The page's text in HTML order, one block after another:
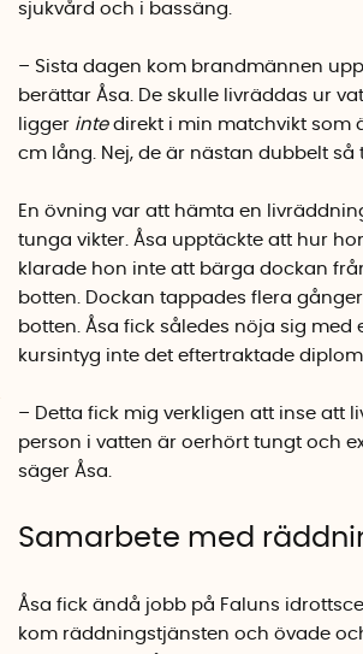
sjukvård och i bassäng.
– Sista dagen kom brandmännen
berättar Åsa. De skulle livräddas ur
ligger intedirekt i min matchvikt som
cm lång. Nej, de är nästan dubbelt så
En övning var att hämta en
tunga vikter. Åsa upptäckte att hur
klarade hon inte att bärga dockan
botten. Dockan tappades flera gånger
botten. Åsa fick således nöja sig med
kursintyg inte det eftertraktade
– Detta fick mig verkligen att inse att
person i vatten är oerhört tungt och
säger Åsa.
Samarbete med
Åsa fick ändå jobb på Faluns
kom räddningstjänsten och övade